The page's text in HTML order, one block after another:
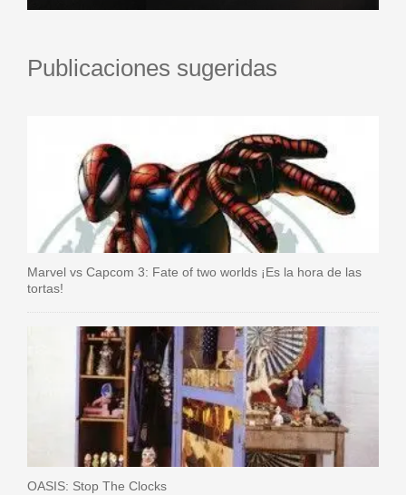
Publicaciones sugeridas
Marvel vs Capcom 3: Fate of two worlds ¡Es la hora de las
tortas!
OASIS: Stop The Clocks